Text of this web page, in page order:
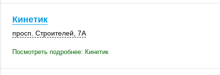
Кинетик
просп. Строителей, 7А
Посмотреть подробнее: Кинетик